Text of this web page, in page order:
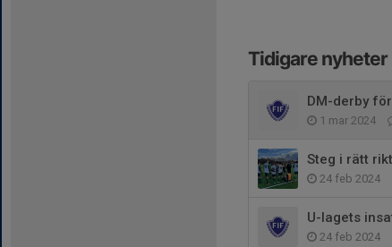
Tidigare nyheter
DM-derby
1 mar 2024
Steg i rätt
24 feb 2024
U-lagets
24 feb 2024